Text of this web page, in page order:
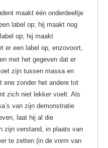
maakt één onderdeeltje
label op; hij maakt nog
op; hij maakt
er een label op, enzovoort,
met het gegeven dat er
zijn tussen massa en
ene zonder het andere tot
zich niet lekker voelt. Als
van zijn demonstratie
laat hij al die
zijn verstand, in plaats van
te zetten (in de vorm van